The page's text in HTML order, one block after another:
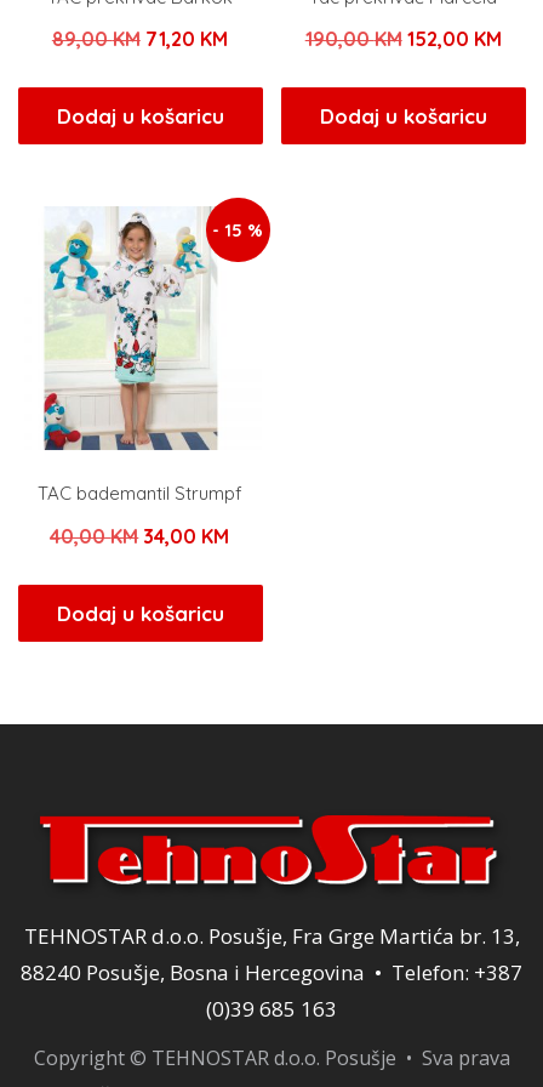
89,00KM Izvorna
bila
je:
71,20 KMTrenutna
71,20 KM.
Dodaj u košaricu
190,00KM Izvorna
bila
je:
152,00 KM
Dodaj u košaricu
- 15 %
TAC bademantil Strumpf
40,00KM Izvorna
bila
je:
34,00 KM
34,00 KM.
Dodaj u košaricu
TEHNOSTAR d.o.o. Posušje, Fra Grge Martića br. 13,
88240 Posušje, Bosna i Hercegovina • Telefon: +387
(0)39 685 163
Copyright © TEHNOSTAR d.o.o. Posušje • Sva prava